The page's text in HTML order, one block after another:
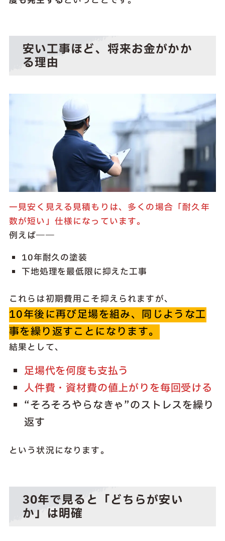
安い工事ほど、将来お金がかか
る理由
一見安く見える見積もりは、多くの場合「耐久年
数が短い」仕様になっています。
例えば――
10年耐久の塗装
下地処理を最低限に抑えた工事
これらは初期費用こそ抑えられますが、
10年後に再び足場を組み、同じような工
事を繰り返すことになります。
結果として、
足場代を何度も支払う
人件費・資材費の値上がりを毎回受ける
“そろそろやらなきゃ”のストレスを繰り
返す
という状況になります。
30年で見ると「どちらが安い
か」は明確